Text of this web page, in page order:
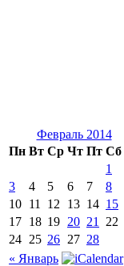
Февраль 2014
Пн Вт Ср Чт Пт Сб
1
3
4 5 6 7 8
10 11 12 13 14 15
17 18 19 20 21 22
24 25 26 27 28
« Январь